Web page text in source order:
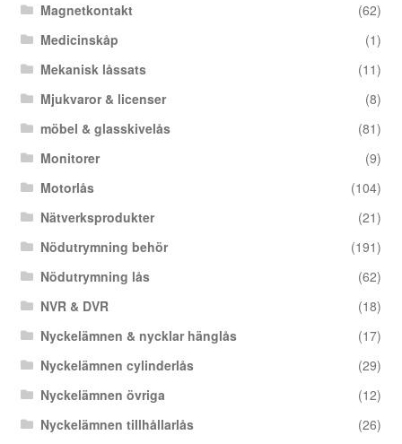
Magnetkontakt
(62)
Medicinskåp
(1)
Mekanisk låssats
(11)
Mjukvaror & licenser
(8)
möbel & glasskivelås
(81)
Monitorer
(9)
Motorlås
(104)
Nätverksprodukter
(21)
Nödutrymning behör
(191)
Nödutrymning lås
(62)
NVR & DVR
(18)
Nyckelämnen & nycklar hänglås
(17)
Nyckelämnen cylinderlås
(29)
Nyckelämnen övriga
(12)
Nyckelämnen tillhållarlås
(26)